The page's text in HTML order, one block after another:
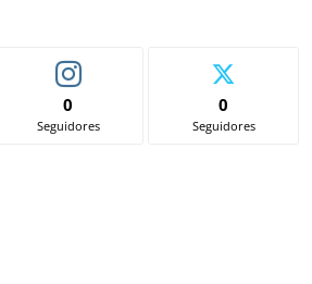
0
Seguidores
0
Seguidores